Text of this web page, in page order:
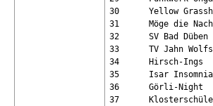
30	Yellow Grasshoppers	63	17.05.2026 08:49:12	133.2	31
31	Möge die Nacht mit uns sein	31	17.05.2026 08:54:13	134.1	31
32	SV Bad Düben	61	17.05.2026 08:14:34	128.3	30
33	TV Jahn Wolfsburg 1	67	17.05.2026 08:28:32	125	30
34	Hirsch-Ings	7	17.05.2026 08:40:15	125.9	30
35	Isar Insomniacs	73	17.05.2026 08:52:34	128.9	30
36	Görli-Night	60	17.05.2026 08:54:06	128.4	30
37	Klosterschüler im Zölibat	59	17.05.2026 06:59:00	126.5	29